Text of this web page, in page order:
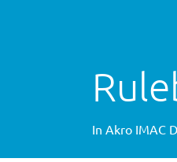
In Akro IMAC